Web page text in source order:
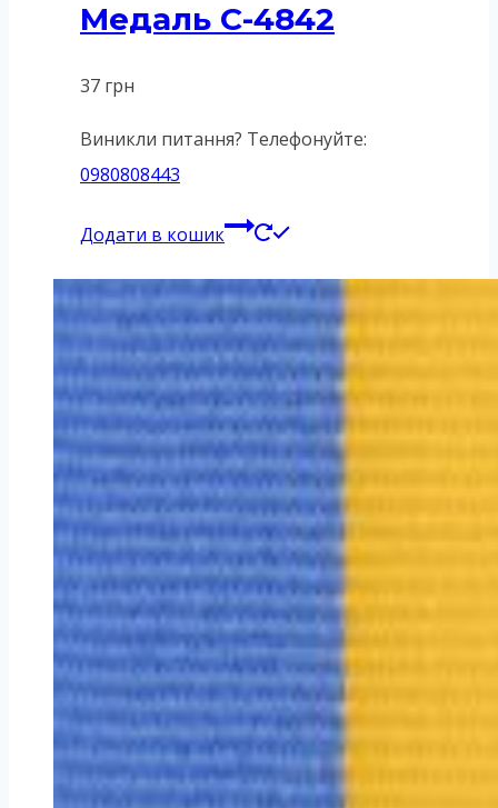
Медаль C-4842
37 грн
Виникли питання? Телефонуйте:
0980808443
Додати в кошик